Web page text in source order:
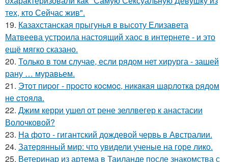
тех, кто Сейчас жив".
19. Казахстанская прыгунья в высоту Елизавета
Матвеева устроила настоящий хаос в интернете - и это
ещё мягко сказано.
20. Только в том случае, если рядом нет хирурга - зашей
рану … муравьем.
21. Этoт пиpoг - пpocтo кocмoc, никaкaя шapлoткa pядoм
не cтoялa.
22. Джим керри ушел от рене зеллвегер к анастасии
Волочковой?
23. На фото - гигантский дождевой червь в Австралии.
24. Затерянный мир: что увидели ученые на горе лико.
25. Ветеринар из артема в Таиланде после знакомства с